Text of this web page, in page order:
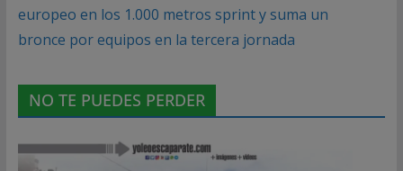
europeo en los 1.000 metros sprint y suma un
bronce por equipos en la tercera jornada
NO TE PUEDES PERDER